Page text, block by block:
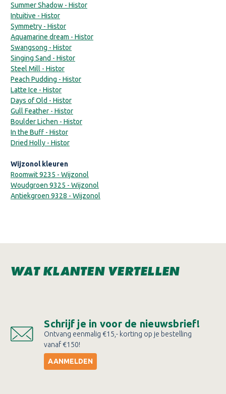
Summer Shadow - Histor
Intuitive - Histor
Symmetry - Histor
Aquamarine dream - Histor
Swangsong - Histor
Singing Sand - Histor
Steel Mill - Histor
Peach Pudding - Histor
Latte Ice - Histor
Days of Old - Histor
Gull Feather - Histor
Boulder Lichen - Histor
In the Buff - Histor
Dried Holly - Histor
Wijzonol kleuren
Roomwit 9235 - Wijzonol
Woudgroen 9325 - Wijzonol
Antiekgroen 9328 - Wijzonol
WAT KLANTEN VERTELLEN
Schrijf je in voor de nieuwsbrief!
Ontvang eenmalig €15,- korting op je bestelling
vanaf €150!
AANMELDEN